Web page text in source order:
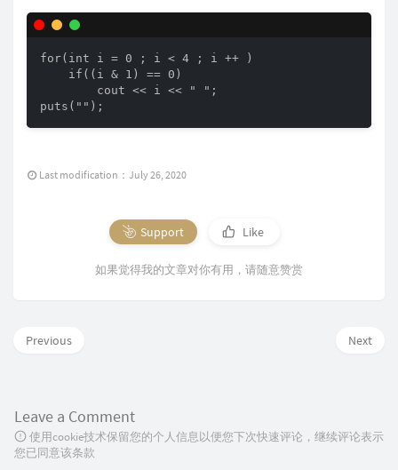
for(int i = 0 ; i < 4 ; i ++ )
    if((i & 1) == 0)
        cout << i << " ";
puts("");
Last modification：July 26, 2020
Support Like
如果觉得我的文章对你有用，请随意赞赏
Next
Previous
Leave a Comment
使用cookie技术保留您的个人信息以便您下次快速评论，继续评论表示
您已同意该条款